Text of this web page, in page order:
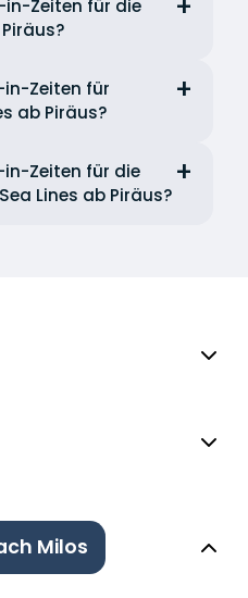
in-Zeiten für die
in-Zeiten für
ab Piräus?
Zeiten für die
Lines ab Piräus?
Milos